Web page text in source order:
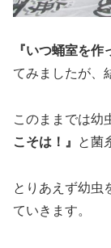
『いつ蛹室を作
てみましたが、
このままでは幼
こそは！』
と菌
とりあえず幼虫
ていきます。